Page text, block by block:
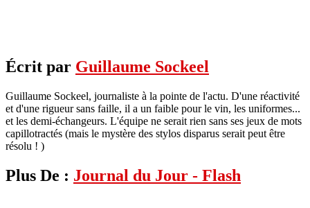
Écrit par Guillaume Sockeel
Guillaume Sockeel, journaliste à la pointe de l'actu. D'une réactivité
et d'une rigueur sans faille, il a un faible pour le vin, les uniformes...
et les demi-échangeurs. L'équipe ne serait rien sans ses jeux de mots
capillotractés (mais le mystère des stylos disparus serait peut être
résolu ! )
Plus De : Journal du Jour - Flash